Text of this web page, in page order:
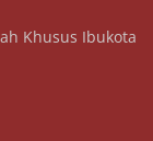
Khusus Ibukota